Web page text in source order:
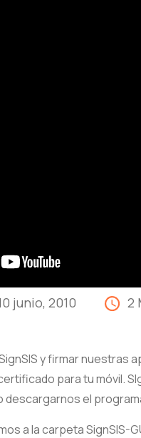
junio, 2010 2
y firmar nuestras
para tu móvil.
descargarnos el
a la carpeta SignSIS-